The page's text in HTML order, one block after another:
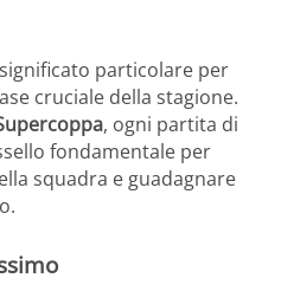
particolare per
cruciale della stagione.
, ogni partita di
fondamentale per
squadra e guadagnare